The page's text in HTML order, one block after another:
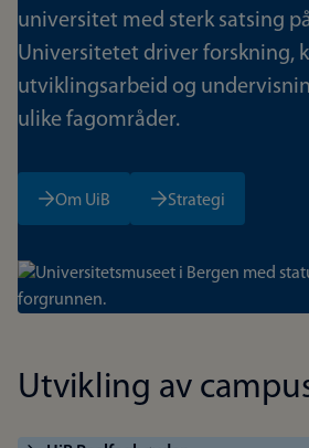
universitet med sterk satsing
Universitetet driver forskning,
utviklingsarbeid og
ulike fagområder.
Om UiB Strategi
Bilde
Utvikling av